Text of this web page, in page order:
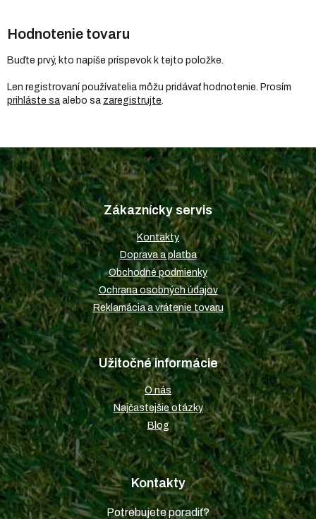
Hodnotenie tovaru
Buďte prvý, kto napíše príspevok k tejto položke.
Len registrovaní používatelia môžu pridávať hodnotenie. Prosím
prihláste sa alebo sa zaregistrujte
Z
á
p
ä
t
i
e
Zákaznícky servis
Kontakty
Doprava a platba
Obchodné podmienky
Ochrana osobných údajov
Reklamácia a vrátenie tovaru
Užitočné informácie
O nás
Najčastejšie otázky
Blog
Kontakty
Potrebujete poradiť?